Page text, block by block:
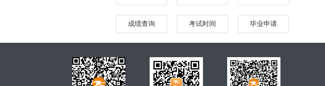
成绩查询 考试时间 毕业申请